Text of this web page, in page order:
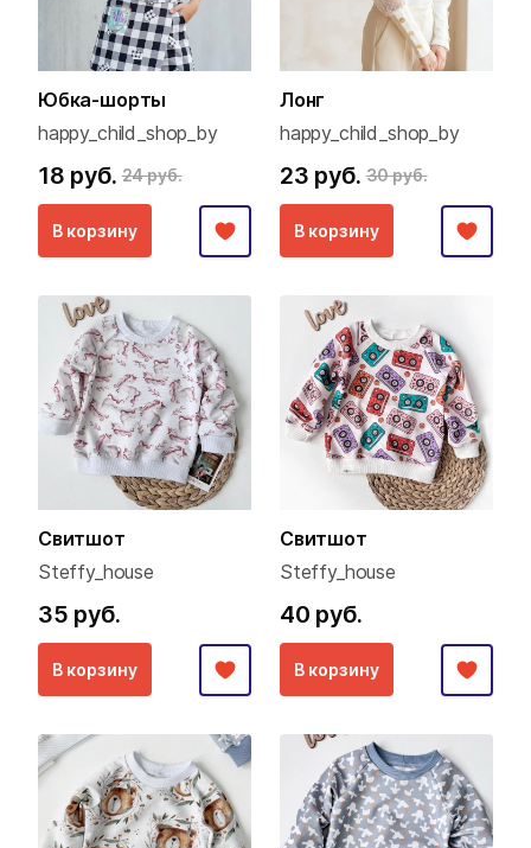
Юбка-шорты
happy_child_shop_by
18 руб. 24 руб.
В корзину
Лонг
happy_child_shop_by
23 руб. 30 руб.
В корзину
Свитшот
Steffy_house
35 руб.
В корзину
Свитшот
Steffy_house
40 руб.
В корзину